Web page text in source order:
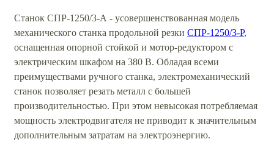
Станок СПР-1250/3-А - усовершенствованная модель
механического станка продольной резки СПР-1250/3-Р,
оснащенная опорной стойкой и мотор-редуктором с
электрическим шкафом на 380 В. Обладая всеми
преимуществами ручного станка, электромеханический
станок позволяет резать металл с большей
производительностью. При этом невысокая потребляемая
мощность электродвигателя не приводит к значительным
дополнительным затратам на электроэнергию.